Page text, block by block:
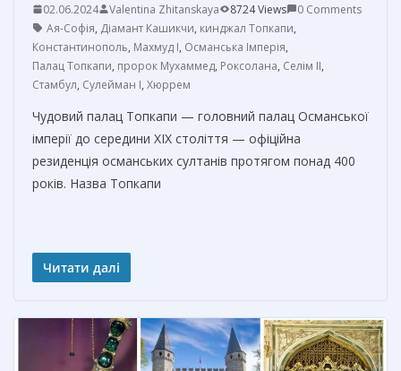
02.06.2024 Valentina Zhitanskaya 8724 Views
0 Comments
Ая-Софія, Діамант Кашикчи, кинджал Топкапи,
Константинополь, Махмуд I, Османська Імперія,
Палац Топкапи, пророк Мухаммед, Роксолана, Селім II,
Стамбул, Сулейман I, Хюррем
Чудовий палац Топкапи — головний палац Османської
імперії до середини XIX століття — офіційна
резиденція османських султанів протягом понад 400
років. Назва Топкапи
Читати далі